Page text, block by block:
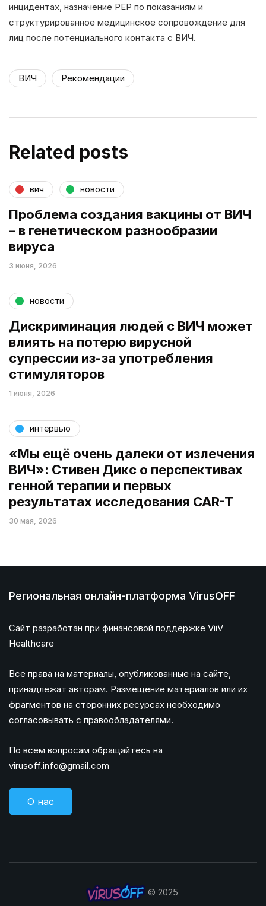
инцидентах, назначение PEP по показаниям и
структурированное медицинское сопровождение для
лиц после потенциального контакта с ВИЧ.
ВИЧ Рекомендации
Related posts
вич новости
Проблема создания вакцины от ВИЧ
– в генетическом разнообразии
вируса
3 июня, 2026
новости
Дискриминация людей с ВИЧ может
влиять на потерю вирусной
супрессии из-за употребления
стимуляторов
1 июня, 2026
интервью
«Мы ещё очень далеки от излечения
ВИЧ»: Стивен Дикс о перспективах
генной терапии и первых
результатах исследования CAR-T
30 мая, 2026
Региональная онлайн-платформа VirusOFF
Сайт разработан при финансовой поддержке ViiV
Healthcare
Все права на материалы, опубликованные на сайте,
принадлежат авторам. Размещение материалов или их
фрагментов на сторонних ресурсах необходимо
согласовывать с правообладателями.
По всем вопросам обращайтесь на
virusoff.info@gmail.com
О нас
© 2025